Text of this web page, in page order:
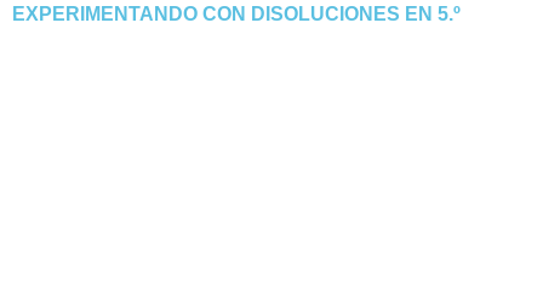
EXPERIMENTANDO CON DISOLUCIONES EN 5.º